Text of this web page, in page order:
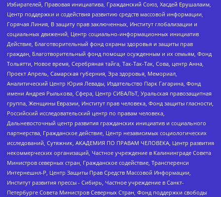
Избирателей, Правовая инициатива, Гражданский Союз, Хасдей Ерушалаим,
Центр поддержки и содействия развитию средств массовой информации,
Горячая Линия, В защиту прав заключенных, Институт глобализации и
социальных движений, Центр социально-информационных инициатив
Действие, Благотворительный фонд охраны здоровья и защиты прав
граждан, Благотворительный фонд помощи осужденным и их семьям, Фонд
Тольятти, Новое время, Серебряная тайга, Так-Так-Так, Сова, центр Анна,
Проект Апрель, Самарская губерния, Эра здоровья, Мемориал,
Аналитический Центр Юрия Левады, Издательство Парк Гагарина, Фонд
имени Андрея Рылькова, Сфера, Центр СИБАЛЬТ, Уральская правозащитная
группа, Женщины Евразии, Институт прав человека, Фонд защиты гласности,
Российский исследовательский центр по правам человека,
Дальневосточный центр развития гражданских инициатив и социального
партнерства, Гражданское действие, Центр независимых социологических
исследований, Сутяжник, АКАДЕМИЯ ПО ПРАВАМ ЧЕЛОВЕКА, Центр развития
некоммерческих организаций, Частное учреждение в Калининграде Совета
Министров северных стран, Гражданское содействие, Трансперенси
Интернешнл-Р, Центр Защиты Прав Средств Массовой Информации,
Институт развития прессы - Сибирь, Частное учреждение в Санкт-
Петербурге Совета Министров Северных Стран, Фонд поддержки свободы